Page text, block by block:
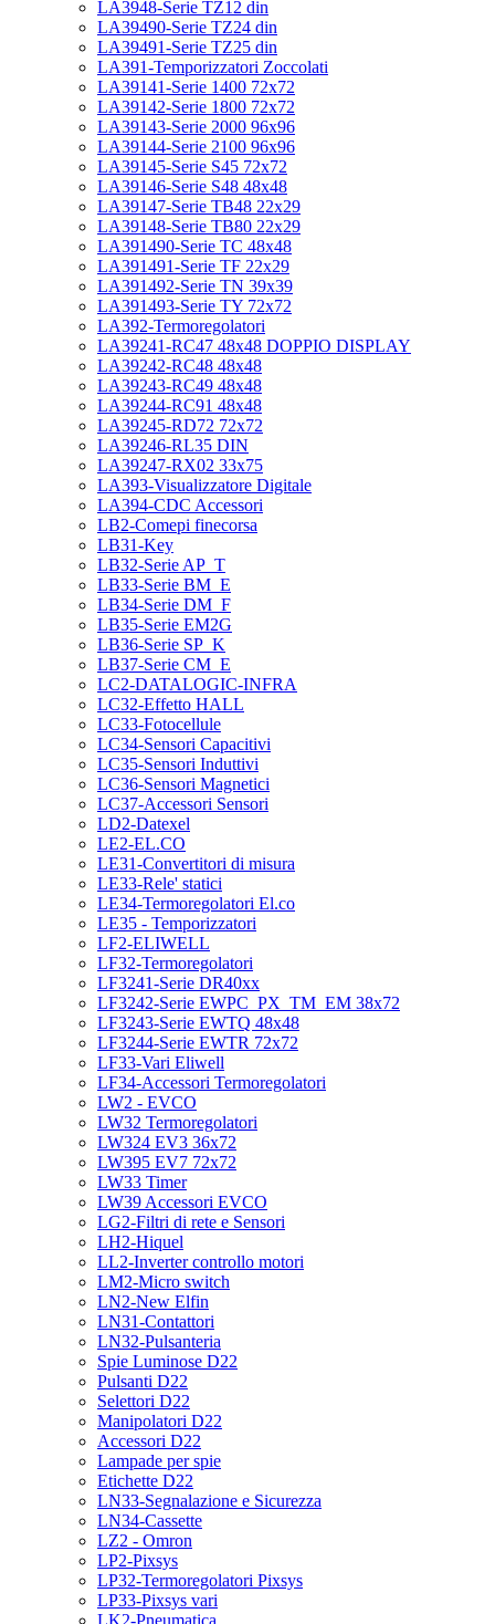
LA3948-Serie TZ12 din
LA39490-Serie TZ24 din
LA39491-Serie TZ25 din
LA391-Temporizzatori Zoccolati
LA39141-Serie 1400 72x72
LA39142-Serie 1800 72x72
LA39143-Serie 2000 96x96
LA39144-Serie 2100 96x96
LA39145-Serie S45 72x72
LA39146-Serie S48 48x48
LA39147-Serie TB48 22x29
LA39148-Serie TB80 22x29
LA391490-Serie TC 48x48
LA391491-Serie TF 22x29
LA391492-Serie TN 39x39
LA391493-Serie TY 72x72
LA392-Termoregolatori
LA39241-RC47 48x48 DOPPIO DISPLAY
LA39242-RC48 48x48
LA39243-RC49 48x48
LA39244-RC91 48x48
LA39245-RD72 72x72
LA39246-RL35 DIN
LA39247-RX02 33x75
LA393-Visualizzatore Digitale
LA394-CDC Accessori
LB2-Comepi finecorsa
LB31-Key
LB32-Serie AP_T
LB33-Serie BM_E
LB34-Serie DM_F
LB35-Serie EM2G
LB36-Serie SP_K
LB37-Serie CM_E
LC2-DATALOGIC-INFRA
LC32-Effetto HALL
LC33-Fotocellule
LC34-Sensori Capacitivi
LC35-Sensori Induttivi
LC36-Sensori Magnetici
LC37-Accessori Sensori
LD2-Datexel
LE2-EL.CO
LE31-Convertitori di misura
LE33-Rele' statici
LE34-Termoregolatori El.co
LE35 - Temporizzatori
LF2-ELIWELL
LF32-Termoregolatori
LF3241-Serie DR40xx
LF3242-Serie EWPC_PX_TM_EM 38x72
LF3243-Serie EWTQ 48x48
LF3244-Serie EWTR 72x72
LF33-Vari Eliwell
LF34-Accessori Termoregolatori
LW2 - EVCO
LW32 Termoregolatori
LW324 EV3 36x72
LW395 EV7 72x72
LW33 Timer
LW39 Accessori EVCO
LG2-Filtri di rete e Sensori
LH2-Hiquel
LL2-Inverter controllo motori
LM2-Micro switch
LN2-New Elfin
LN31-Contattori
LN32-Pulsanteria
Spie Luminose D22
Pulsanti D22
Selettori D22
Manipolatori D22
Accessori D22
Lampade per spie
Etichette D22
LN33-Segnalazione e Sicurezza
LN34-Cassette
LZ2 - Omron
LP2-Pixsys
LP32-Termoregolatori Pixsys
LP33-Pixsys vari
LK2-Pneumatica